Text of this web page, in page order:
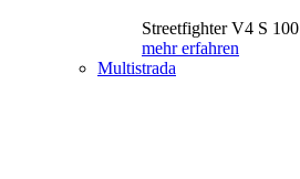
Streetfighter V4 S 100
mehr erfahren
Multistrada